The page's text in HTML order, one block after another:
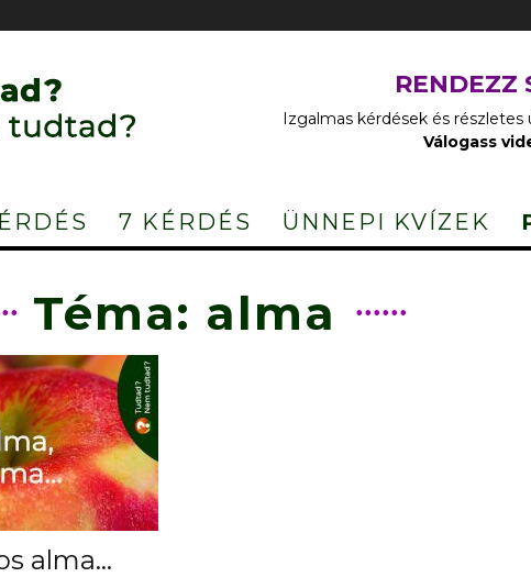
RENDEZZ
Izgalmas kérdések és
Válogass
7 KÉRDÉS ÜNNEPI KVÍZEK
Téma: alma
alma…